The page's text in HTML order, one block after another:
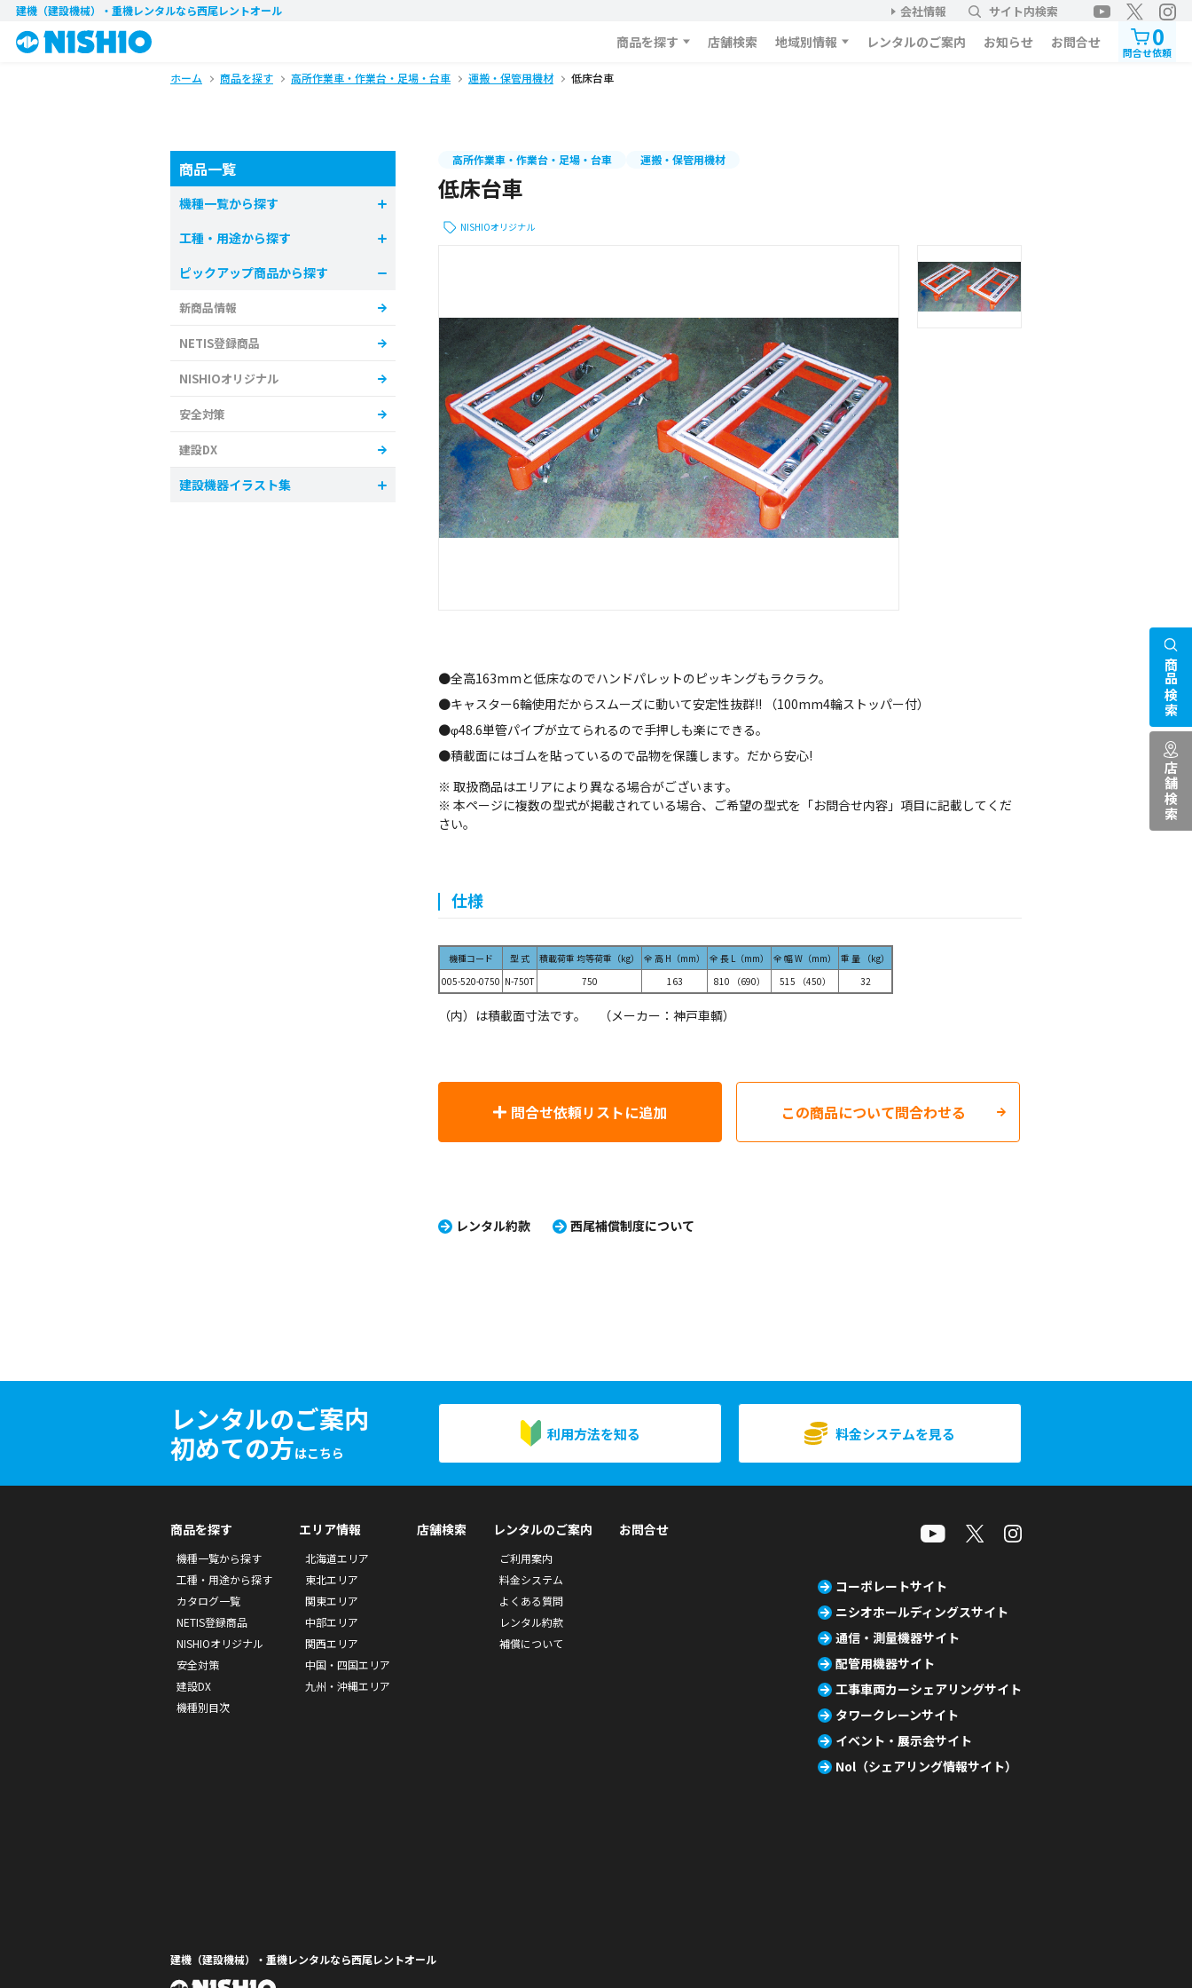
建機（建設機械）・重機レンタルなら西尾レントオール 会社情報 サイト内検索
商品を探す 店舗検索 地域別情報 レンタルのご案内 お知らせ お問合せ 0
問合せ依頼
ホーム 商品を探す 高所作業車・作業台・足場・台車 運搬・保管用機材 低床台車
高所作業車・作業台・足場・台車 運搬・保管用機材
低床台車
NISHIOオリジナル
●全高163mmと低床なのでハンドパレットのピッキングもラクラク。
●キャスター6輪使用だからスムーズに動いて安定性抜群!! （100mm4輪ストッパー付）
●φ48.6単管パイプが立てられるので手押しも楽にできる。
●積載面にはゴムを貼っているので品物を保護します。だから安心!
※ 取扱商品はエリアにより異なる場合がございます。
※ 本ページに複数の型式が掲載されている場合、ご希望の型式を「お問合せ内容」項目に記載してくだ
さい。
仕様
機種コード 型 式 積載荷重 均等荷重（kg） 全 高 H（mm） 全 長 L（mm） 全 幅 W（mm）
重 量 （kg）
005-520-0750 N-750T 750 163 810 （690） 515 （450） 32
（内）は積載面寸法です。 （メーカー：神戸車輌）
問合せ依頼リストに追加 この商品について問合わせる
レンタル約款 西尾補償制度について
商品一覧
機種一覧から探す
工種・用途から探す
ピックアップ商品から探す
新商品情報
NETIS登録商品
NISHIOオリジナル
安全対策
建設DX
建設機器イラスト集
レンタルのご案内
初めての方はこちら
利用方法を知る 料金システムを見る
商品検索
店舗検索
商品を探す
機種一覧から探す
工種・用途から探す
カタログ一覧
NETIS登録商品
NISHIOオリジナル
安全対策
建設DX
機種別目次
エリア情報
北海道エリア
東北エリア
関東エリア
中部エリア
関西エリア
中国・四国エリア
九州・沖縄エリア
店舗検索 レンタルのご案内
ご利用案内
料金システム
よくある質問
レンタル約款
補償について
お問合せ
コーポレートサイト
ニシオホールディングスサイト
通信・測量機器サイト
配管用機器サイト
工事車両カーシェアリングサイト
タワークレーンサイト
イベント・展示会サイト
Nol（シェアリング情報サイト）
建機（建設機械）・重機レンタルなら西尾レントオール